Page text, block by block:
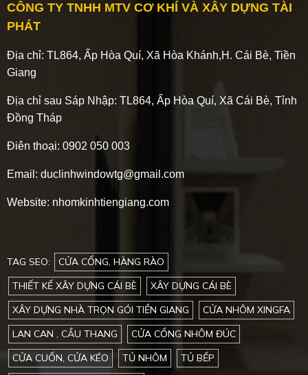
CÔNG TY TNHH MTV CƠ KHÍ VÀ XÂY DỰNG TÀI
PHÁT
Địa chỉ: TL864, Ấp Hòa Quí, Xã Hòa Khánh,H. Cái Bè, Tiền
Giang
Địa chỉ sau Sáp Nhập: TL864, Ấp Hòa Quí, Xã Cái Bè, Tỉnh
Đồng Tháp
Điên thoại: 0902 050 003
Email: duclinhwindowtg@gmail.com
Website: nhomkinhtiengiang.com
TAG SEO:
CỬA CỔNG, HÀNG RÀO
THIẾT KẾ XÂY DỰNG CÁI BÈ
XÂY DỰNG CÁI BÈ
XÂY DỰNG NHÀ TRỌN GÓI TIỀN GIANG
CỬA NHÔM XINGFA
LAN CAN , CẦU THANG
CỬA CỔNG NHÔM ĐÚC
CỬA CUỐN, CỬA KÉO
TỦ NHÔM
TỦ BẾP